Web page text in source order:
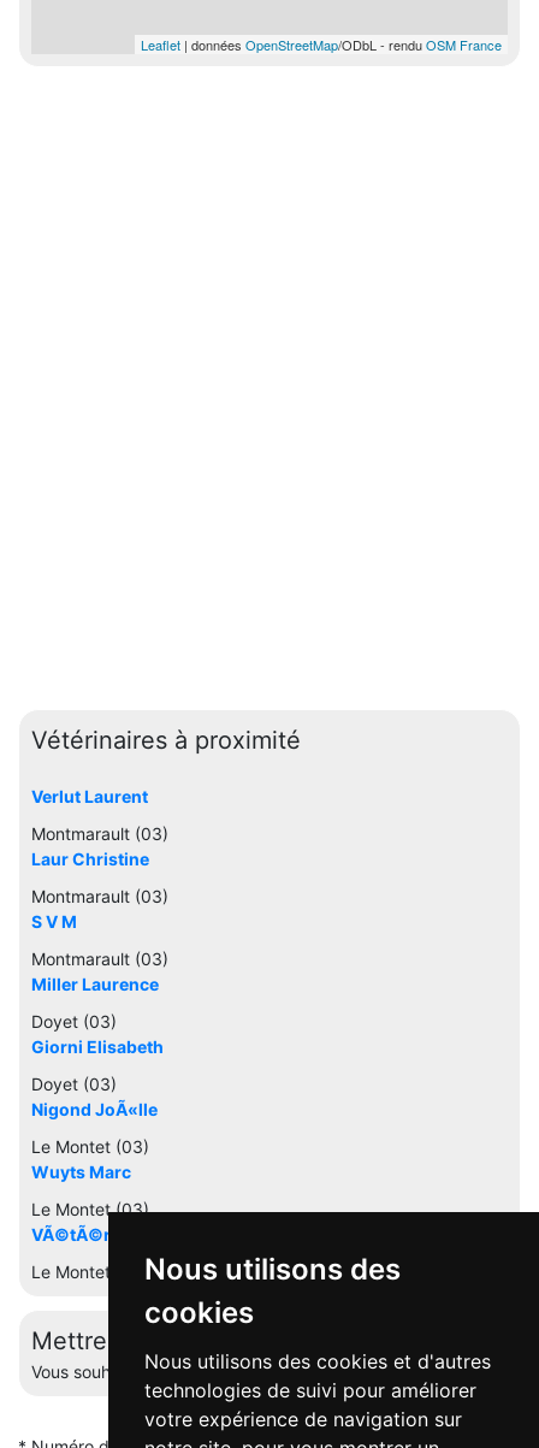
Nous utilisons des
cookies
Nous utilisons des cookies et d'autres
technologies de suivi pour améliorer
votre expérience de navigation sur
Leaflet | données OpenStreetMap/ODbL - renduOSM France
Vétérinaires à proximité
Verlut Laurent
Montmarault (03)
Laur Christine
Montmarault (03)
S V M
Montmarault (03)
Miller Laurence
Doyet (03)
Giorni Elisabeth
Doyet (03)
Nigond JoÃ«lle
Le Montet (03)
Wuyts Marc
Le Montet (03)
VÃ©tÃ©rinaires Nigond Baillet
Le Montet (03)
Mettre à jour cette fiche
Vous souhaitez éditer votre profil ? Contactez-nous.